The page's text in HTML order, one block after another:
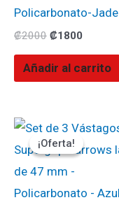
Policarbonato-Jade
₡2000 ₡1800
Añadir al carrito
¡Oferta!
¡Oferta!
El
precio
original
₡2000.
El
precio
actual